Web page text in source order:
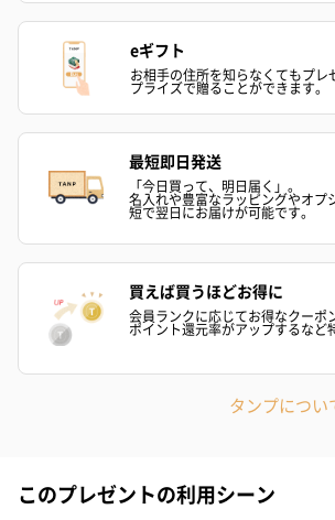
リラックスグッズ
リラックスグッズを同梱してお届けします。
かき氷入浴剤4点セット
（ブルー）（748円）
かき氷入浴剤4点
（イエロー）（748
eギフト
お相手の住所を知らなくてもプレ
プライズで贈ることができます。
最短即日発送
「今日買って、明日届く」。
名入れや豊富なラッピングやオプ
短で翌日にお届けが可能です。
買えば買うほどお得に
会員ランクに応じてお得なクーポ
ポイント還元率がアップするなど
タンプについ
このプレゼントの利用シーン